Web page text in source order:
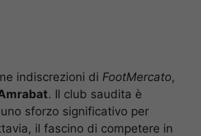
indiscrezioni di FootMercato,
. Il club saudita è
sforzo significativo per
il fascino di competere in